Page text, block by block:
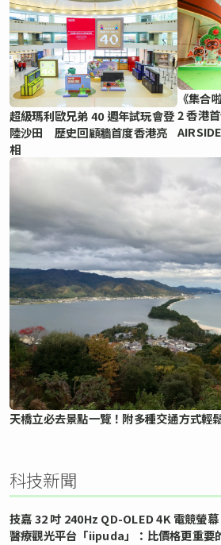
超級瑪利歐兄弟 40 週年試玩會登
陸沙田 歷史回顧牆首度香港亮
相
《集合
2 香港
天橋立必去景點一覽！附多種交通方式輕
科技新聞
技嘉 32 吋 240Hz QD-OLED 4K 電競螢
醫療觀光平台「iipuda」：比價格更重